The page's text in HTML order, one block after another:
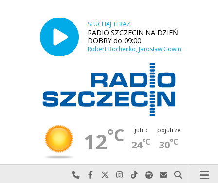
SŁUCHAJ TERAZ
RADIO SZCZECIN NA DZIEŃ
DOBRY do 09:00
Robert Bochenko, Jarosław Gowin
12°C jutro
24°C
pojutrze
30°C
Najlepiej po prostu do nas zadzwoń
Odwiedź nas na Facebook-u
Odwiedź nas na X
Odwiedź nas na Instagram-ie
Odwiedź nas na TikTok-u
Szukaj nas na Spotify
Wyślij do nas
Szukaj